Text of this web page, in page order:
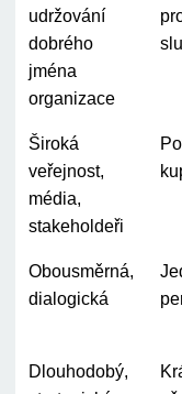
udržování
dobrého
jména
organizace
Široká
veřejnost,
média,
stakeholdeři
Obousměrná,
dialogická
Dlouhodobý,